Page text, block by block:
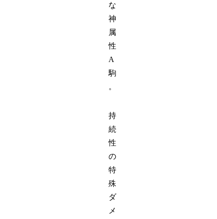
な
神
属
性
A
駒
。
持
続
性
の
特
殊
ダ
メ